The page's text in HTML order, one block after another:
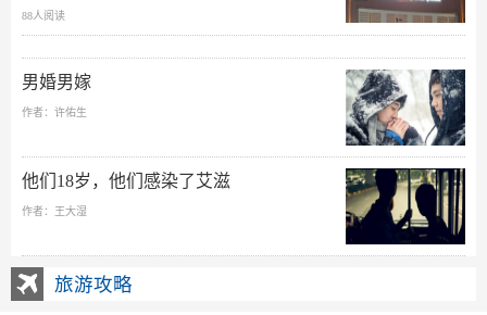
88人阅读
男婚男嫁
作者：许佑生
他们18岁，他们感染了艾滋
作者：王大湿
旅游攻略